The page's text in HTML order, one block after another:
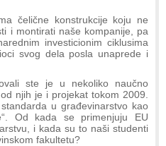
čelične konstrukcije koju ne
i montirati naše kompanije, pa
investicionim ciklusima
svog dela posla unaprede i
ste je u nekoliko naučno
njih je i projekat tokom 2009.
u građevinarstvo kao
Od kada se primenjuju EU
i kada su to naši studenti
fakultetu?